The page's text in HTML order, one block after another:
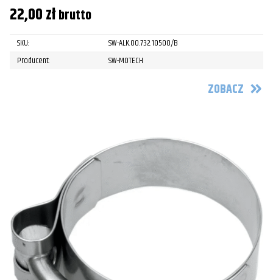
22,00złbrutto
SKU:
SW-ALK.00.732.10500/B
Producent:
SW-MOTECH
ZOBACZ